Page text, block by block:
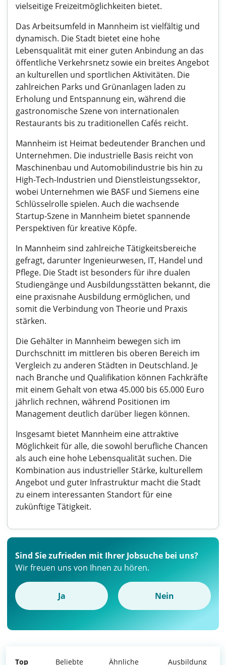
vielseitige Freizeitmöglichkeiten bietet.
Das Arbeitsumfeld in Mannheim ist vielfältig und
dynamisch. Die Stadt bietet eine hohe
Lebensqualität mit einer guten Anbindung an das
öffentliche Verkehrsnetz sowie ein breites Angebot
an kulturellen und sportlichen Aktivitäten. Die
zahlreichen Parks und Grünanlagen laden zu
Erholung und Entspannung ein, während die
gastronomische Szene von internationalen
Restaurants bis zu traditionellen Cafés reicht.
Mannheim ist Heimat bedeutender Branchen und
Unternehmen. Die industrielle Basis reicht von
Maschinenbau und Automobilindustrie bis hin zu
High-Tech-Industrien und Dienstleistungssektor,
wobei Unternehmen wie BASF und Siemens eine
Schlüsselrolle spielen. Auch die wachsende
Startup-Szene in Mannheim bietet spannende
Perspektiven für kreative Köpfe.
In Mannheim sind zahlreiche Tätigkeitsbereiche
gefragt, darunter Ingenieurwesen, IT, Handel und
Pflege. Die Stadt ist besonders für ihre dualen
Studiengänge und Ausbildungsstätten bekannt, die
eine praxisnahe Ausbildung ermöglichen, und
somit die Verbindung von Theorie und Praxis
stärken.
Die Gehälter in Mannheim bewegen sich im
Durchschnitt im mittleren bis oberen Bereich im
Vergleich zu anderen Städten in Deutschland. Je
nach Branche und Qualifikation können Fachkräfte
mit einem Gehalt von etwa 45.000 bis 65.000 Euro
jährlich rechnen, während Positionen im
Management deutlich darüber liegen können.
Insgesamt bietet Mannheim eine attraktive
Möglichkeit für alle, die sowohl berufliche Chancen
als auch eine hohe Lebensqualität suchen. Die
Kombination aus industrieller Stärke, kulturellem
Angebot und guter Infrastruktur macht die Stadt
zu einem interessanten Standort für eine
zukünftige Tätigkeit.
Sind Sie zufrieden mit Ihrer Jobsuche bei uns?
Wir freuen uns von Ihnen zu hören.
Ja Nein
Top Beliebte Ähnliche Ausbildung